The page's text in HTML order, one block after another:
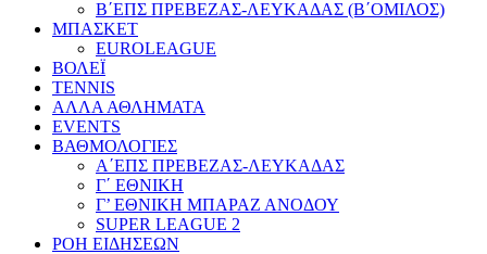
Β΄ΕΠΣ ΠΡΕΒΕΖΑΣ-ΛΕΥΚΑΔΑΣ (Β΄ΟΜΙΛΟΣ)
ΜΠΑΣΚΕΤ
EUROLEAGUE
ΒΟΛΕΪ
TENNIS
ΑΛΛΑ ΑΘΛΗΜΑΤΑ
EVENTS
ΒΑΘΜΟΛΟΓΙΕΣ
Α΄ΕΠΣ ΠΡΕΒΕΖΑΣ-ΛΕΥΚΑΔΑΣ
Γ΄ ΕΘΝΙΚΗ
Γ’ ΕΘΝΙΚΗ ΜΠΑΡΑΖ ΑΝΟΔΟΥ
SUPER LEAGUE 2
ΡΟΗ ΕΙΔΗΣΕΩΝ